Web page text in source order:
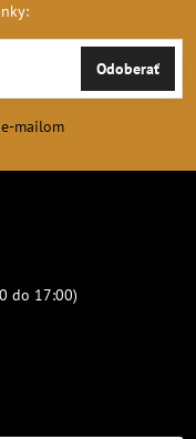
Odoberať
mailom
do 17:00)